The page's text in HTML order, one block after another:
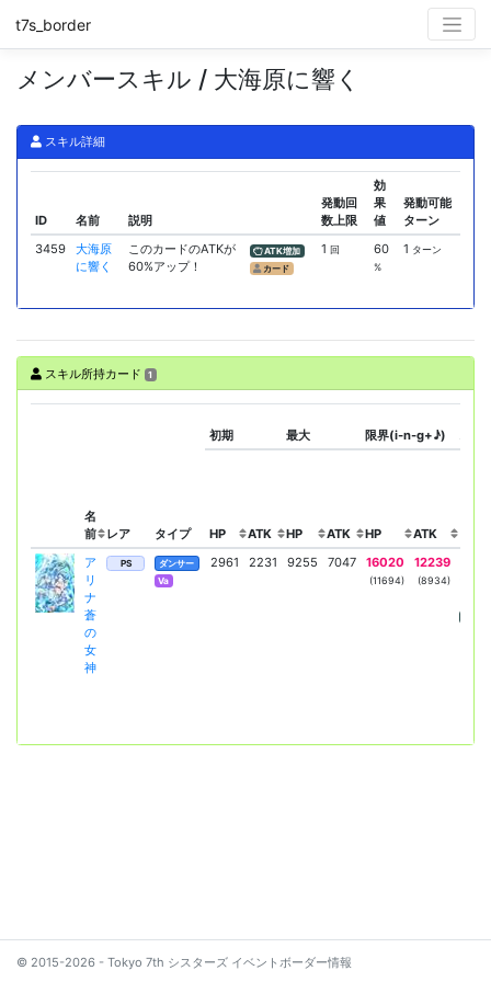
t7s_border
メンバースキル / 大海原に響く
スキル詳細
ID 名前 説明
発動回
数上限
効
果
値
発動可能
ターン
3459
大海原
に響く
このカードのATKが
60%アップ！
ATK増加
カード
1回 60
%
1 ターン
スキル所持カード 1
名
前
レア タイプ
初期 最大 限界(i-n-g+♪) スキ
HP ATK HP ATK HP ATK
ア
リ
ナ
蒼
の
女
神
PS
ダンサー
Va
2961 2231 9255 7047 16020
(11694)
12239
(8934)
© 2015-2026 - Tokyo 7th シスターズ イベントボーダー情報